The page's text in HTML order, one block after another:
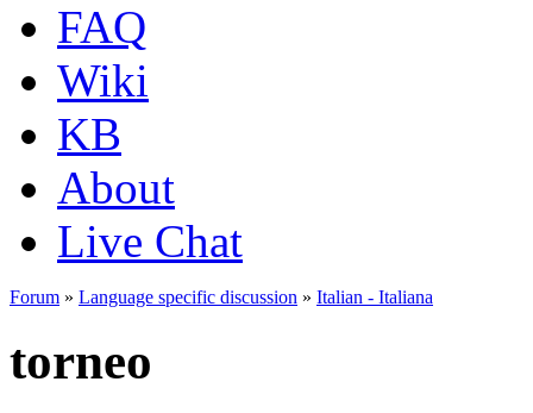
FAQ
Wiki
KB
About
Live Chat
Forum » Language specific discussion » Italian - Italiana
torneo